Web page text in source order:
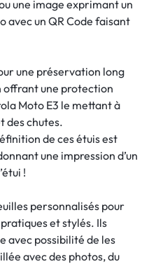
une image exprimant un
avec un QR Code faisant
une préservation long
une protection
Moto E3 le mettant à
des chutes.
de ces étuis est
une impression d’un
!
personnalisés pour
et stylés. Ils
avec possibilité de les
avec des photos, du